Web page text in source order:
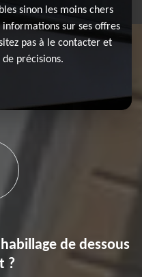
sinon les moins chers
sur ses offres
pas à le contacter et
précisions.
de dessous
?